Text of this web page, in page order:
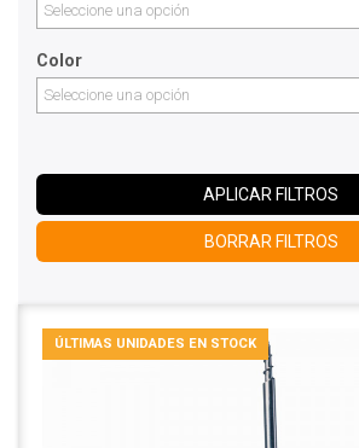
Seleccione una opción
Color
Seleccione una opción
APLICAR FILTROS
BORRAR FILTROS
ÚLTIMAS UNIDADES EN STOCK